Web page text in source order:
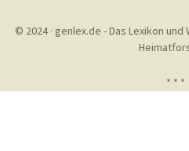
© 2024 · genlex.de - Das Lexikon
* * *